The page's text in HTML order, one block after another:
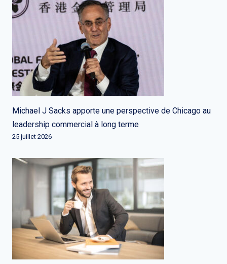
Michael J Sacks apporte une perspective de Chicago au
leadership commercial à long terme
25 juillet 2026